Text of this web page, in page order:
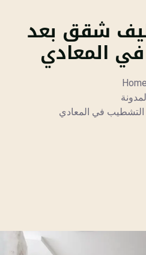
شقق بعد
المعادي
في المعادي